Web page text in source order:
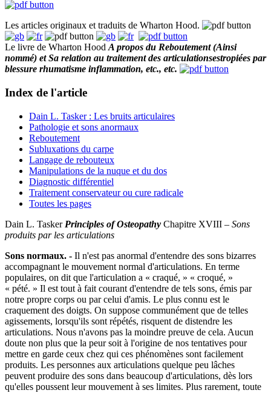
Les articles originaux et traduits de Wharton Hood.
Le livre de Wharton Hood A propos du Reboutement (Ainsi
nommé) et Sa relation au traitement des articulationsestropiées par
blessure rhumatisme inflammation, etc., etc.
Index de l'article
Dain L. Tasker : Les bruits articulaires
Pathologie et sons anormaux
Reboutement
Subluxations du carpe
Langage de rebouteux
Manipulations de la nuque et du dos
Diagnostic différentiel
Traitement conservateur ou cure radicale
Toutes les pages
Dain L. Tasker Principles of Osteopathy Chapitre XVIII – Sons
produits par les articulations
Sons normaux. - Il n'est pas anormal d'entendre des sons bizarres
accompagnant le mouvement normal d'articulations. En terme
populaires, on dit que l'articulation a « craqué, » « croqué, »
« pété. » Il est tout à fait courant d'entendre de tels sons, émis par
notre propre corps ou par celui d'amis. Le plus connu est le
craquement des doigts. On suppose communément que de telles
agissements, lorsqu'ils sont répétés, risquent de distendre les
articulations. Nous n'avons pas la moindre preuve de cela. Aucun
doute non plus que la peur soit à l'origine de nos tentatives pour
mettre en garde ceux chez qui ces phénomènes sont facilement
produits. Les personnes aux articulations quelque peu lâches
peuvent produire des sons dans beaucoup d'articulations, dès lors
qu'elles poussent leur mouvement à ses limites. Plus rarement, toute